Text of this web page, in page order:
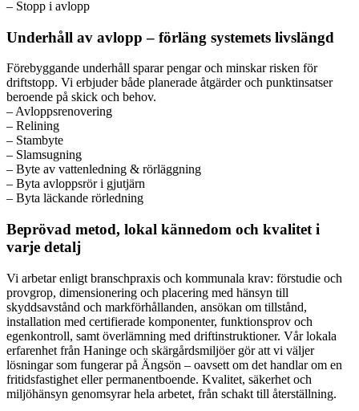
– Stopp i avlopp
Underhåll av avlopp – förläng systemets livslängd
Förebyggande underhåll sparar pengar och minskar risken för
driftstopp. Vi erbjuder både planerade åtgärder och punktinsatser
beroende på skick och behov.
– Avloppsrenovering
– Relining
– Stambyte
– Slamsugning
– Byte av vattenledning & rörläggning
– Byta avloppsrör i gjutjärn
– Byta läckande rörledning
Beprövad metod, lokal kännedom och kvalitet i
varje detalj
Vi arbetar enligt branschpraxis och kommunala krav: förstudie och
provgrop, dimensionering och placering med hänsyn till
skyddsavstånd och markförhållanden, ansökan om tillstånd,
installation med certifierade komponenter, funktionsprov och
egenkontroll, samt överlämning med driftinstruktioner. Vår lokala
erfarenhet från Haninge och skärgårdsmiljöer gör att vi väljer
lösningar som fungerar på Ängsön – oavsett om det handlar om en
fritidsfastighet eller permanentboende. Kvalitet, säkerhet och
miljöhänsyn genomsyrar hela arbetet, från schakt till återställning.